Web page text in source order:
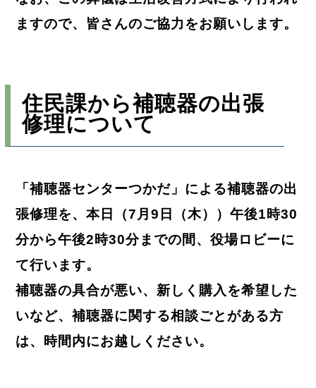
ますので、皆さんのご協力をお願いします。
住民課から補聴器の出張
修理について
「補聴器センターつかだ」による補聴器の出
張修理を、本日（7月9日（木））午後1時30
分から午後2時30分までの間、役場ロビーに
て行います。
補聴器の具合が悪い、新しく購入を希望した
いなど、補聴器に関する相談ごとがある方
は、時間内にお越しください。